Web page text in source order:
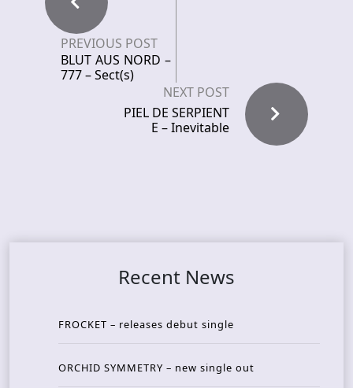
PREVIOUS POST
BLUT AUS NORD –
777 – Sect(s)
NEXT POST
PIEL DE SERPIENT
E – Inevitable
Recent News
FROCKET – releases debut single
ORCHID SYMMETRY – new single out